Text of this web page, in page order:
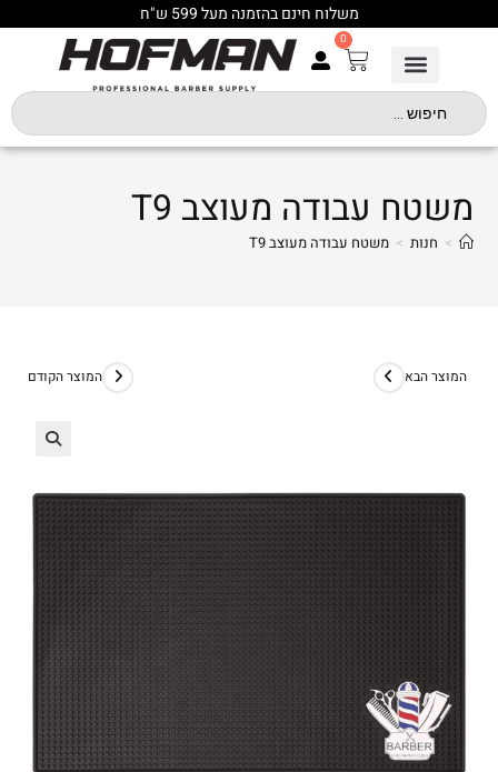
משלוח חינם בהזמנה מעל 599 ש"ח
0
משטח עבודה מעוצב T9
> חנות > משטח עבודה מעוצב T9
המוצר הקודם המוצר הבא